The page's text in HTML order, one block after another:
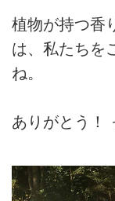
植物が持つ香
は、私たちを
ね。
ありがとう！